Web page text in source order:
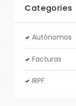
Categories
Autónomos
Facturas
IRPF